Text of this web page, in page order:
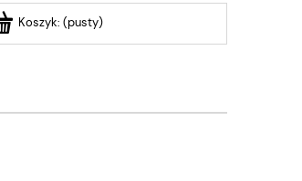
Koszyk: (pusty)